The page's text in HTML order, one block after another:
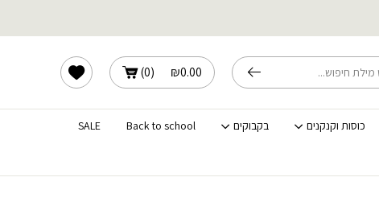
₪0.00
(
0
)
כוסות וקנקנים בקבוקים Back to school
SALE